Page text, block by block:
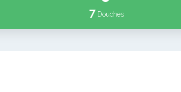
7 Douches